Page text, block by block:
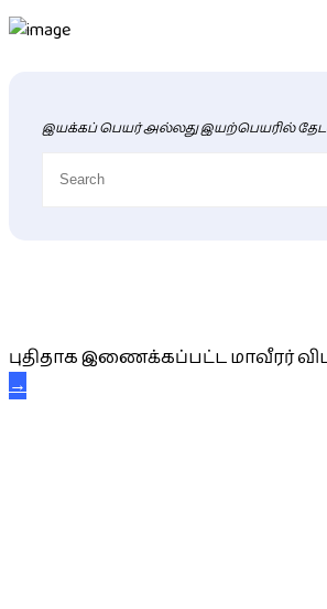
இயக்கப் பெயர் அல்லது இயற்பெயரில்
புதிதாக இணைக்கப்பட்ட மாவீரர்
→